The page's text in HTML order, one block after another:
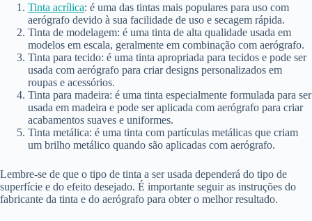
Tinta acrílica: é uma das tintas mais populares para uso com
aerógrafo devido à sua facilidade de uso e secagem rápida.
Tinta de modelagem: é uma tinta de alta qualidade usada em
modelos em escala, geralmente em combinação com aerógrafo.
Tinta para tecido: é uma tinta apropriada para tecidos e pode ser
usada com aerógrafo para criar designs personalizados em
roupas e acessórios.
Tinta para madeira: é uma tinta especialmente formulada para ser
usada em madeira e pode ser aplicada com aerógrafo para criar
acabamentos suaves e uniformes.
Tinta metálica: é uma tinta com partículas metálicas que criam
um brilho metálico quando são aplicadas com aerógrafo.
Lembre-se de que o tipo de tinta a ser usada dependerá do tipo de
superfície e do efeito desejado. É importante seguir as instruções do
fabricante da tinta e do aerógrafo para obter o melhor resultado.